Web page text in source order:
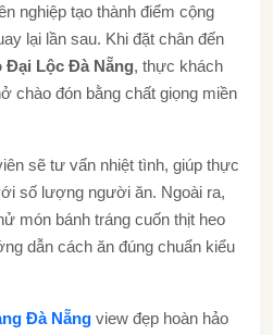
nghiệp tạo thành điểm cộng
lại lần sau. Khi đặt chân đến
Đại Lộc Đà Nẵng, thực khách
chào đón bằng chất giọng miền
sẽ tư vấn nhiệt tình, giúp thực
số lượng người ăn. Ngoài ra,
món bánh tráng cuốn thịt heo
dẫn cách ăn đúng chuẩn kiểu
Đà Nẵng view đẹp hoàn hảo